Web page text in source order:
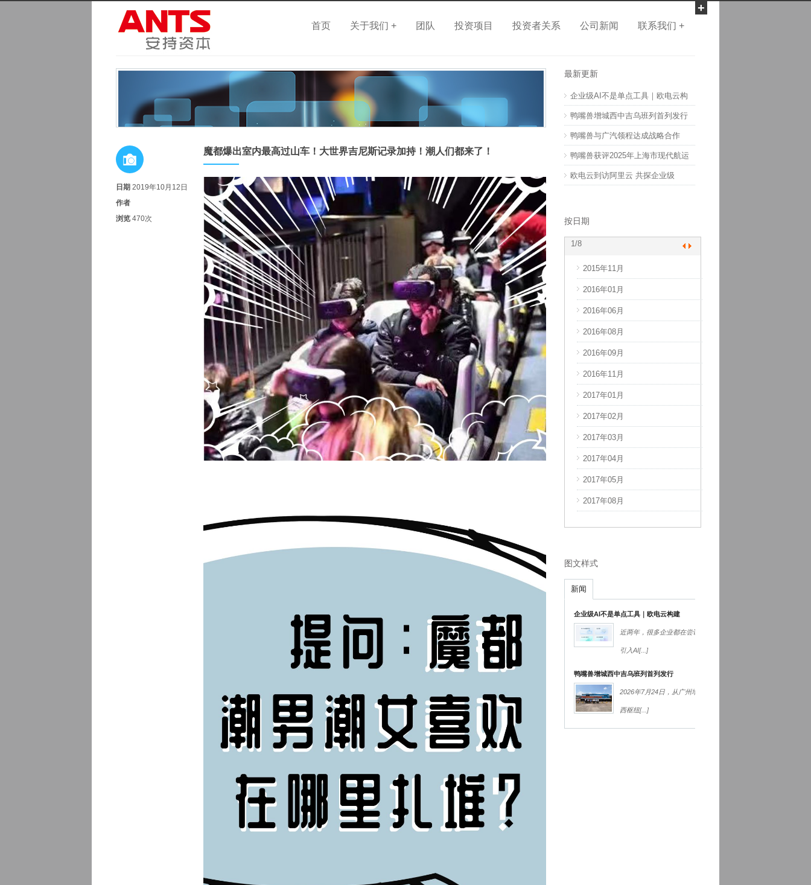
+
首页 关于我们 + 团队 投资项目 投资者关系 公司新闻 联系我们 +
日期 2019年10月12日
作者
浏览 470次
魔都爆出室内最高过山车！大世界吉尼斯记录加持！潮人们都来了！
最新更新
企业级AI不是单点工具｜欧电云构
鸭嘴兽增城西中吉乌班列首列发行
鸭嘴兽与广汽领程达成战略合作
鸭嘴兽获评2025年上海市现代航运
欧电云到访阿里云 共探企业级
按日期
1/8
2015年11月
2016年01月
2016年06月
2016年08月
2016年09月
2016年11月
2017年01月
2017年02月
2017年03月
2017年04月
2017年05月
2017年08月
图文样式
新闻
企业级AI不是单点工具｜欧电云构建
近两年，很多企业都在尝试
引入AI[...]
鸭嘴兽增城西中吉乌班列首列发行
2026年7月24日，从广州增城
西枢纽[...]